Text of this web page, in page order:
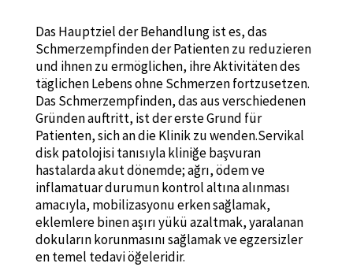
Das Hauptziel der Behandlung ist es, das
Schmerzempfinden der Patienten zu reduzieren
und ihnen zu ermöglichen, ihre Aktivitäten des
täglichen Lebens ohne Schmerzen fortzusetzen.
Das Schmerzempfinden, das aus verschiedenen
Gründen auftritt, ist der erste Grund für
Patienten, sich an die Klinik zu wenden.Servikal
disk patolojisi tanısıyla kliniğe başvuran
hastalarda akut dönemde; ağrı, ödem ve
inflamatuar durumun kontrol altına alınması
amacıyla, mobilizasyonu erken sağlamak,
eklemlere binen aşırı yükü azaltmak, yaralanan
dokuların korunmasını sağlamak ve egzersizler
en temel tedavi öğeleridir.